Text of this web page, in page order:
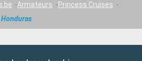
Armateurs
Princess Cruises